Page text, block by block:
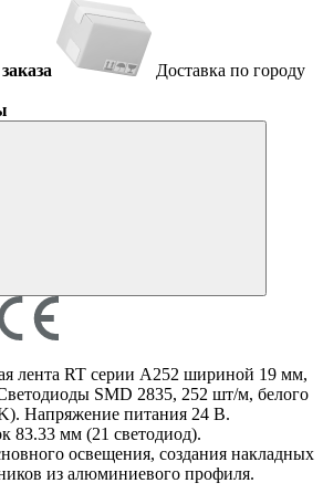
Доставка по городу
лента RT серии A252 шириной 19 мм,
SMD 2835, 252 шт/м, белого
Напряжение питания 24 В.
83.33 мм (21 светодиод).
освещения, создания накладных
из алюминиевого профиля.